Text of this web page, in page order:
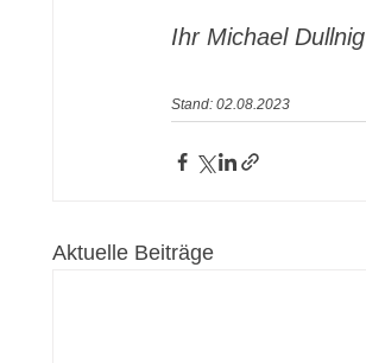
Ihr Michael Dullnig
Stand: 02.08.2023
Aktuelle Beiträge